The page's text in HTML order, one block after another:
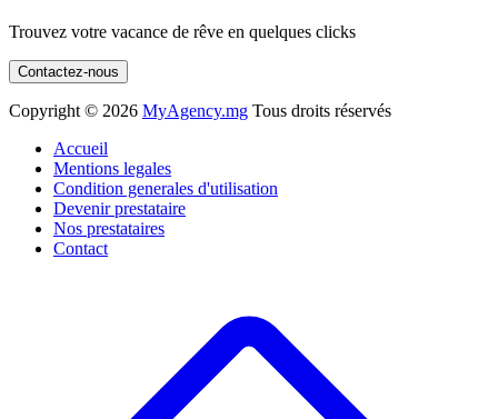
Trouvez votre vacance de rêve en quelques clicks
Contactez-nous
Copyright © 2026 MyAgency.mg Tous droits réservés
Accueil
Mentions legales
Condition generales d'utilisation
Devenir prestataire
Nos prestataires
Contact